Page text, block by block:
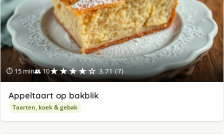
⏱ 15 min👥 10★★★★☆ 3.71 (7)
Appeltaart op bakblik
Taarten, koek & gebak